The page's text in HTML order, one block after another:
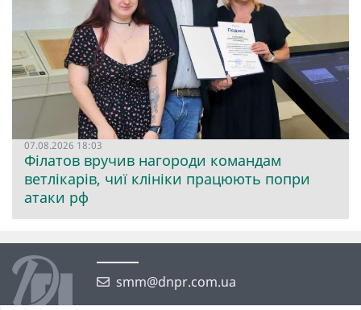
07.08.2026 18:03
Філатов вручив нагороди командам
ветлікарів, чиї клініки працюють попри
атаки рф
smm@dnpr.com.ua